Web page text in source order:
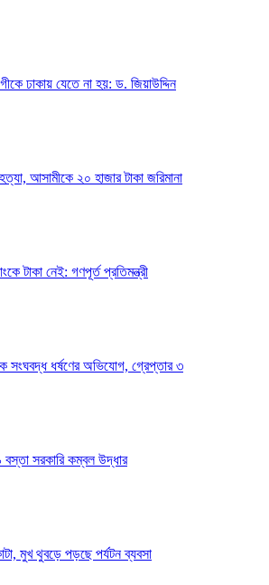
ঢাকায় যেতে না হয়: ড. জিয়াউদ্দিন
আসামীকে ২০ হাজার টাকা জরিমানা
টাকা নেই: গণপূর্ত প্রতিমন্ত্রী
সংঘবদ্ধ ধর্ষণের অভিযোগ, গ্রেপ্তার ৩
বস্তা সরকারি কম্বল উদ্ধার
মুখ থুবড়ে পড়ছে পর্যটন ব্যবসা